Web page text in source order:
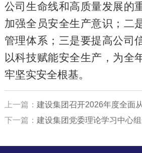
公司生命线和高质量发展的
加强全员安全生产意识；二
管理体系；三是要提高公司
以科技赋能安全生产，为全
牢坚实安全根基。
上一篇： 建设集团召开2026年度全面
下一篇： 建设集团党委理论学习中心组开展 2025年